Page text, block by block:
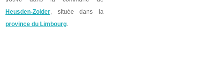
Heusden-Zolder, située dans la
province du Limbourg.